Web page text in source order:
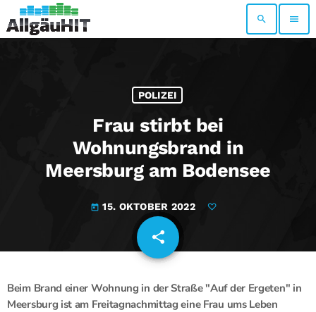
search menu
POLIZEI
Frau stirbt bei
Wohnungsbrand in
Meersburg am Bodensee
today 15. OKTOBER 2022
share
email
Beim Brand einer Wohnung in der Straße "Auf der Ergeten" in
Meersburg ist am Freitagnachmittag eine Frau ums Leben